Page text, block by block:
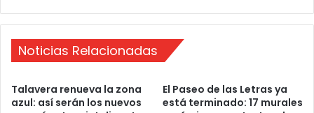
e
s
á
s
a
u
s
t
Noticias Relacionadas
Talavera renueva la zona
azul: así serán los nuevos
El Paseo de las Letras ya
está terminado: 17 murales